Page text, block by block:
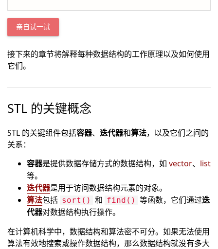
亲自试一试
接下来的章节将解释每种数据结构的工作原理以及如何使用
它们。
STL 的关键概念
STL 的关键组件包括容器、 迭代器和算法，以及它们之间的
关系：
容器是提供数据存储方式的数据结构，如 vector、 list
等。
迭代器是用于访问数据结构元素的对象。
算法包括 sort() 和 find() 等函数，它们通过迭
代器对数据结构执行操作。
在计算机科学中，数据结构和算法密不可分。如果无法使用
算法有效地搜索或操作数据结构，那么数据结构就没有多大